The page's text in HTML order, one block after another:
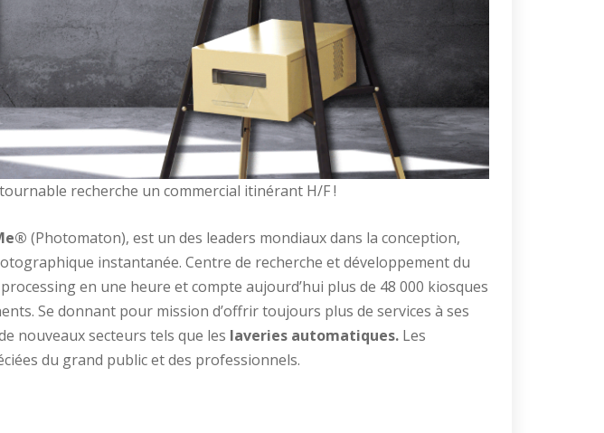
recherche un commercial itinérant H/F !
(Photomaton), est un des leaders mondiaux dans la conception,
instantanée. Centre de recherche et développement du
en une heure et compte aujourd’hui plus de 48 000 kiosques
Se donnant pour mission d’offrir toujours plus de services à ses
nouveaux secteurs tels que les laveries automatiques. Les
du grand public et des professionnels.